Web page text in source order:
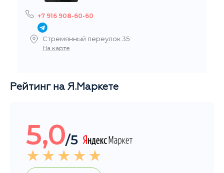
+7 916 908-60-60
Стремянный переулок 35
На карте
Рейтинг на Я.Маркете
5,0/5